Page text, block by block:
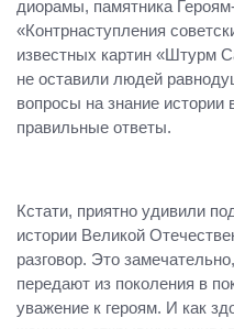
диорамы, памятника
«Контрнаступления
известных картин «Штурм
не оставили людей
вопросы на знание истории
правильные ответы.
Кстати, приятно удивили
истории Великой
разговор. Это
передают из поколения в
уважение к героям. И как